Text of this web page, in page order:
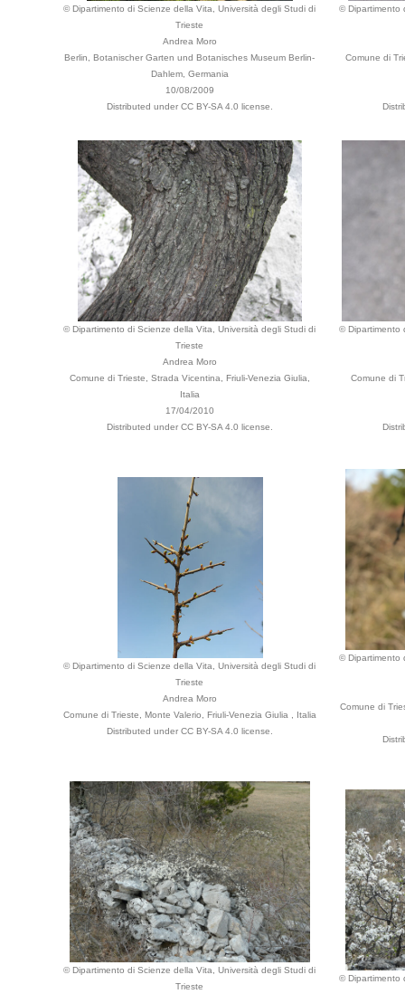
© Dipartimento di Scienze della Vita, Università degli Studi di
Trieste
Andrea Moro
Berlin, Botanischer Garten und Botanisches Museum Berlin-
Dahlem, Germania
10/08/2009
Distributed under CC BY-SA 4.0 license.
© Dipartimento
Comune di
© Dipartimento di Scienze della Vita, Università degli Studi di
Trieste
Andrea Moro
Comune di Trieste, Strada Vicentina, Friuli-Venezia Giulia,
Italia
17/04/2010
Distributed under CC BY-SA 4.0 license.
© Dipartimento
Comune di
© Dipartimento di Scienze della Vita, Università degli Studi di
Trieste
Andrea Moro
Comune di Trieste, Monte Valerio, Friuli-Venezia Giulia , Italia
Distributed under CC BY-SA 4.0 license.
© Dipartimento
Comune di
© Dipartimento di Scienze della Vita, Università degli Studi di
Trieste
© Dipartimento